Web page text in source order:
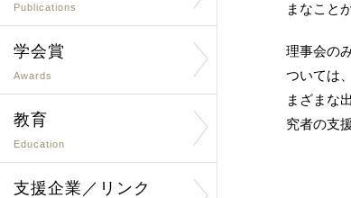
Publications
学会賞
Awards
教育
Education
支援企業／リンク
まなこと
理事会の
ついては
まざまな
究者の支